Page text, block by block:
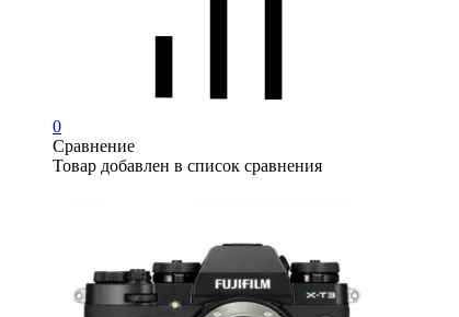
0
Сравнение
Товар добавлен в список сравнения